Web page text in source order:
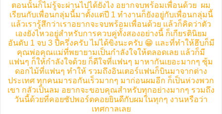
ตอนนั้นก็ไม่รู้จะผ่านไปได้ยังไง อยากจบพร้อมเพื่อนด้วย ผม
เรียนกับเพื่อนกลุ่มนี้มาตั้งแต่ปี 1 ทำงานก็ยังอยู่กับเพื่อนกลุ่มนี้
แล้วเรารู้สึกว่าเราอยากจะจบพร้อมเพื่อนด้วย แล้วก็คิดว่าตัว
เองยังไหวอยู่สำหรับการควบคู่ทั้งสองอย่างนี้ ก็เกียรตินิยม
อันดับ 1 จบ 3 ปีครึ่งครับ ไม่ได้ขิงนะครับ 😁 และที่ทำให้ฮึบก็มี
คุณพ่อคุณแม่ที่พยายามเป็นกำลังใจให้ตลอดเลย แล้วก็มี
แฟนๆ ก็ให้กำลังใจด้วย ก็ดีใจที่แฟนๆ มาหากันเยอะมากๆ ซุ้ม
ดอกไม้ที่แฟนๆ ทำให้ รวมถึงอินเตอร์แฟนก็บินมาจากต่าง
ประเทศ ทุกคนมารอกันเร็วมากๆ มาก่อนผมอีก ก็เป็นห่วงพวก
เขา กลัวเป็นลม อยากจะขอบคุณสำหรับทุกอย่างมากๆ รวมถึง
วันนี้ด้วยที่คอยซัปพอร์ตคอยยินดีกับผมในทุกๆ งานหรือว่า
เทศกาลเลย